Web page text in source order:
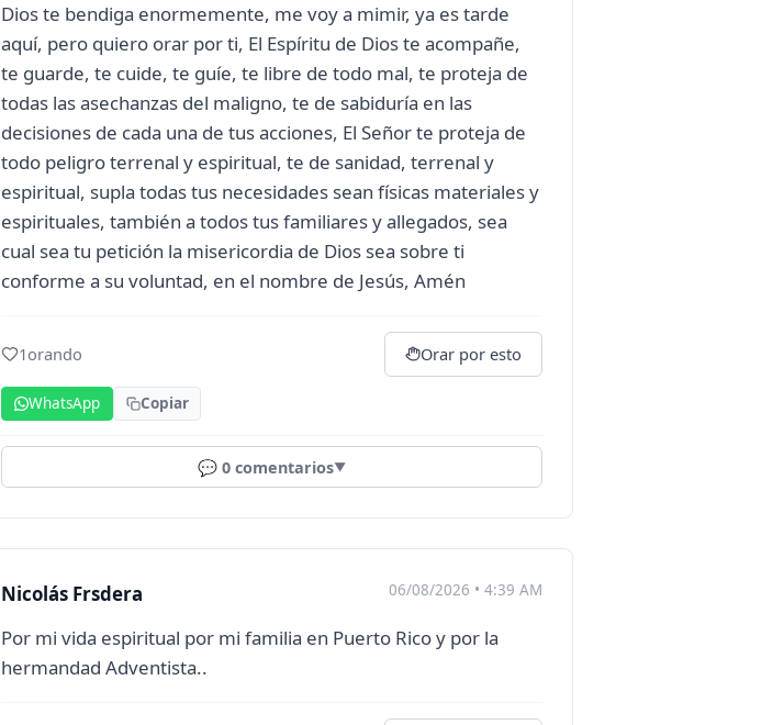
Dios te bendiga enormemente, me voy a mimir, ya es tarde
aquí, pero quiero orar por ti, El Espíritu de Dios te acompañe,
te guarde, te cuide, te guíe, te libre de todo mal, te proteja de
todas las asechanzas del maligno, te de sabiduría en las
decisiones de cada una de tus acciones, El Señor te proteja de
todo peligro terrenal y espiritual, te de sanidad, terrenal y
espiritual, supla todas tus necesidades sean físicas materiales y
espirituales, también a todos tus familiares y allegados, sea
cual sea tu petición la misericordia de Dios sea sobre ti
conforme a su voluntad, en el nombre de Jesús, Amén
1orando Orar por esto
WhatsApp Copiar
💬0 comentarios▼
Nicolás Frsdera 06/08/2026 • 4:39 AM
Por mi vida espiritual por mi familia en Puerto Rico y por la
hermandad Adventista..